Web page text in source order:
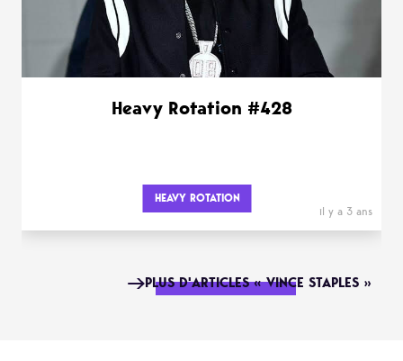
Heavy Rotation #428
HEAVY ROTATION
il y a 3 ans
PLUS D'ARTICLES « VINCE STAPLES »